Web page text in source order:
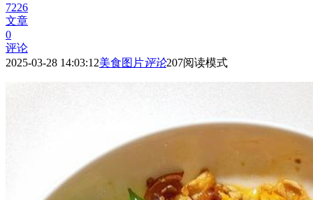
7226
文章
0
评论
2025-03-28 14:03:12美食图片评论207阅读模式